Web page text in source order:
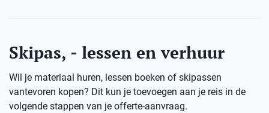
Skipas, - lessen en verhuur
Wil je materiaal huren, lessen boeken of skipassen
vantevoren kopen? Dit kun je toevoegen aan je reis in de
volgende stappen van je offerte-aanvraag.